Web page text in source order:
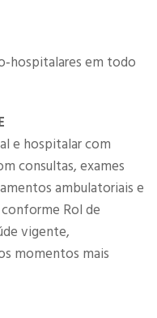
em todo
e hospitalar com
consultas, exames
ambulatoriais e
Rol de
vigente,
momentos mais